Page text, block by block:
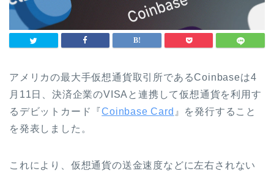
アメリカの最大手仮想通貨取引所であるCoinbaseは4
月11日、決済企業のVISAと連携して仮想通貨を利用す
るデビットカード『Coinbase Card 』を発行すること
を発表しました。
これにより、仮想通貨の送金速度などに左右されない